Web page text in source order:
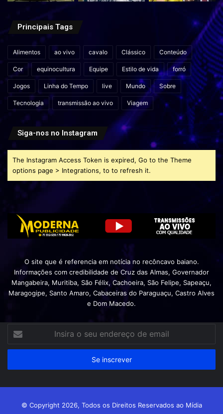
Principais Tags
Alimentos ao vivo cavalo Clássico Conteúdo
Cor equinocultura Equipe Estilo de vida forró
Jogos Linha do Tempo live Mundo Sobre
Tecnologia transmissão ao vivo Viagem
Siga-nos no Instagram
The Instagram Access Token is expired, Go to the Theme
options page > Integrations, to to refresh it.
O site que é referencia em notícia no recôncavo baiano.
Informações com credibilidade de Cruz das Almas, Governador
Mangabeira, Muritiba, São Félix, Cachoeira, São Felipe, Sapeaçu,
Maragogipe, Santo Amaro, Cabaceiras do Paraguaçu, Castro Alves
e Dom Macedo.
seu
de
© Copyright 2026, Todos os Direitos Reservados ao Mídia